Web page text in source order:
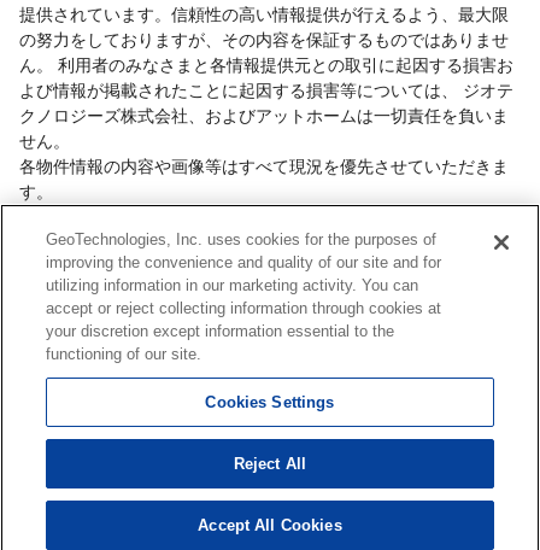
提供されています。信頼性の高い情報提供が行えるよう、最大限
の努力をしておりますが、その内容を保証するものではありませ
ん。 利用者のみなさまと各情報提供元との取引に起因する損害お
よび情報が掲載されたことに起因する損害等については、 ジオテ
クノロジーズ株式会社、およびアットホームは一切責任を負いま
せん。
各物件情報の内容や画像等はすべて現況を優先させていただきま
す。
容や契約条件等について、 各情報提供元より十分な説明を受け、
ご自身でご確認の上、判断してください。
このコーナーへの物件情報のご掲載、その他不動産業務ソリュー
ション等についての不動産会社様のお問合せはこちら からお願い
いたします。
作権はアットホーム（株）またはその情報提供者に帰属します。
本ページはプロモーションが含まれています。
GeoTechnologies, Inc. uses cookies for the purposes of
improving the convenience and quality of our site and for
utilizing information in our marketing activity. You can
accept or reject collecting information through cookies at
your discretion except information essential to the
functioning of our site.
Cookies Settings
Reject All
Accept All Cookies